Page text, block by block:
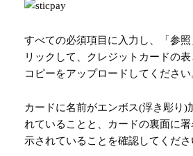
すべての必須項目に入力し、「参照
リックして、クレジットカードの
コピーをアップロードしてください
カードに名前がエンボス(浮き彫り)
れていることと、カードの裏面に
示されていることを確認してくださ